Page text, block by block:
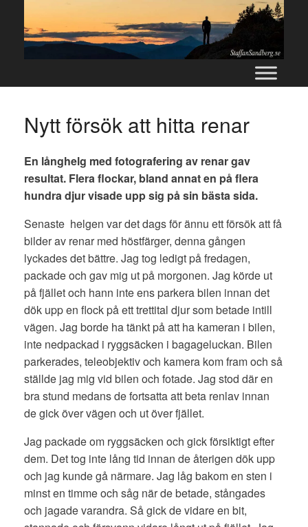
content
Nytt försök att hitta renar
En långhelg med fotografering av renar gav
resultat. Flera flockar, bland annat en på flera
hundra djur visade upp sig på sin bästa sida.
Senaste helgen var det dags för ännu ett försök att få
bilder av renar med höstfärger, denna gången
lyckades det bättre. Jag tog ledigt på fredagen,
packade och gav mig ut på morgonen. Jag körde ut
på fjället och hann inte ens parkera bilen innan det
dök upp en flock på ett trettital djur som betade intill
vägen. Jag borde ha tänkt på att ha kameran i bilen,
inte nedpackad i ryggsäcken i bagageluckan. Bilen
parkerades, teleobjektiv och kamera kom fram och så
ställde jag mig vid bilen och fotade. Jag stod där en
bra stund medans de fortsatta att beta renlav innan
de gick över vägen och ut över fjället.
Jag packade om ryggsäcken och gick försiktigt efter
dem. Det tog inte lång tid innan de återigen dök upp
och jag kunde gå närmare. Jag låg bakom en sten i
minst en timme och såg när de betade, stångades
och jagade varandra. Så gick de vidare en bit,